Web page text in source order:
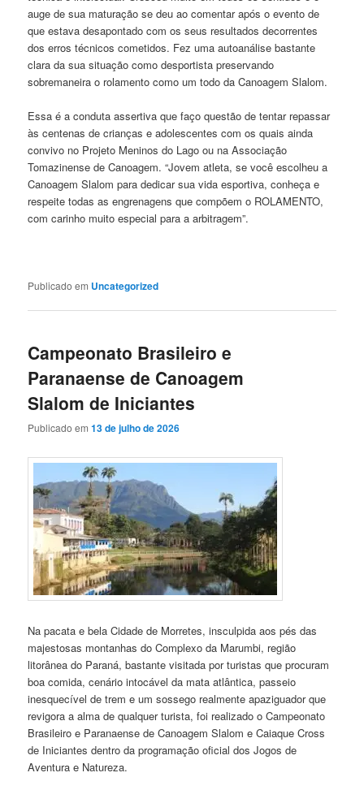
auge de sua maturação se deu ao comentar após o evento de
que estava desapontado com os seus resultados decorrentes
dos erros técnicos cometidos. Fez uma autoanálise bastante
clara da sua situação como desportista preservando
sobremaneira o rolamento como um todo da Canoagem Slalom.
Essa é a conduta assertiva que faço questão de tentar repassar
às centenas de crianças e adolescentes com os quais ainda
convivo no Projeto Meninos do Lago ou na Associação
Tomazinense de Canoagem. “Jovem atleta, se você escolheu a
Canoagem Slalom para dedicar sua vida esportiva, conheça e
respeite todas as engrenagens que compõem o ROLAMENTO,
com carinho muito especial para a arbitragem”.
Publicado em Uncategorized
Campeonato Brasileiro e
Paranaense de Canoagem
Slalom de Iniciantes
Publicado em13 de julho de 2026
Na pacata e bela Cidade de Morretes, insculpida aos pés das
majestosas montanhas do Complexo da Marumbi, região
litorânea do Paraná, bastante visitada por turistas que procuram
boa comida, cenário intocável da mata atlântica, passeio
inesquecível de trem e um sossego realmente apaziguador que
revigora a alma de qualquer turista, foi realizado o Campeonato
Brasileiro e Paranaense de Canoagem Slalom e Caiaque Cross
de Iniciantes dentro da programação oficial dos Jogos de
Aventura e Natureza.